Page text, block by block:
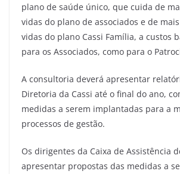
plano de saúde único, que cuida de
vidas do plano de associados e de
vidas do plano Cassi Família, a custos
para os Associados, como para o
A consultoria deverá apresentar
Diretoria da Cassi até o final do ano,
medidas a serem implantadas para a
processos de gestão.
Os dirigentes da Caixa de Assistência
apresentar propostas das medidas a